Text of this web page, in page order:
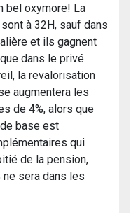
bel oxymore! La
à 32H, sauf dans
et ils gagnent
dans le privé.
la revalorisation
augmentera les
de 4%, alors que
base est
qui
de la pension,
ne sera dans les